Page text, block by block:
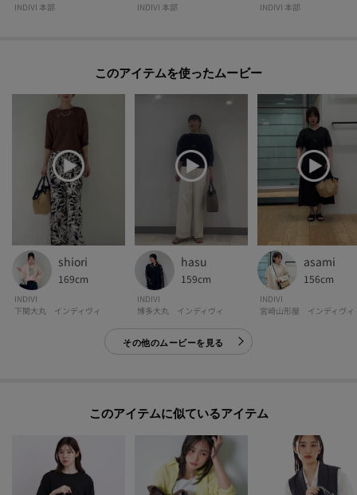
INDIVI 本部 INDIVI 本部 INDIVI 本部
このアイテムを使ったムービー
shiori
169cm
INDIVI
下関大丸 インディヴィ
hasu
159cm
INDIVI
博多大丸 インディヴィ
asami
156cm
INDIVI
宮崎山形屋 インディヴィ
その他のムービーを見る
このアイテムに似ているアイテム